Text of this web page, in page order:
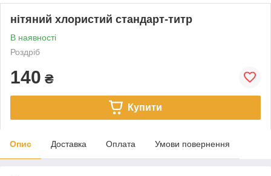
нітяний хлористий стандарт-титр
В наявності
Роздріб
140 ₴
Купити
Опис Доставка Оплата Умови повернення